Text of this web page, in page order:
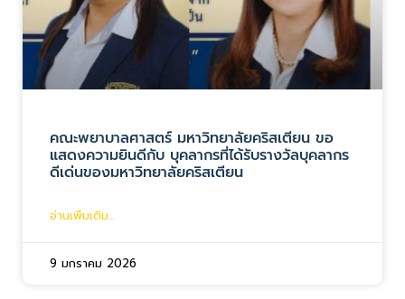
คณะพยาบาลศาสตร์ มหาวิทยาลัยคริสเตียน ขอ
แสดงความยินดีกับ บุคลากรที่ได้รับรางวัลบุคลากร
ดีเด่นของมหาวิทยาลัยคริสเตียน
อ่านเพิ่มเติม...
9 มกราคม 2026